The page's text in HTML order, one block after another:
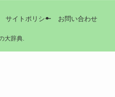
サイトポリシー お問い合わせ
大辞典.